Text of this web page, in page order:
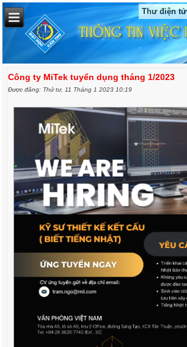
Thư điện tử
Công ty MiTek tuyển dụng tháng 1/2023
Được đăng: Thứ tư, 11 Tháng 1 2023 10:19